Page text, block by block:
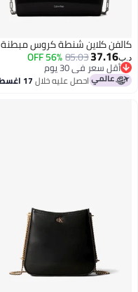
كالفن كلاين شنطة كروس مبطنة
د.ب‏37.16
85.03
56% OFF
أقل سعر في 30 يوم
أقل سعر في 30 يوماحصل عليه خلال17 اغسطس